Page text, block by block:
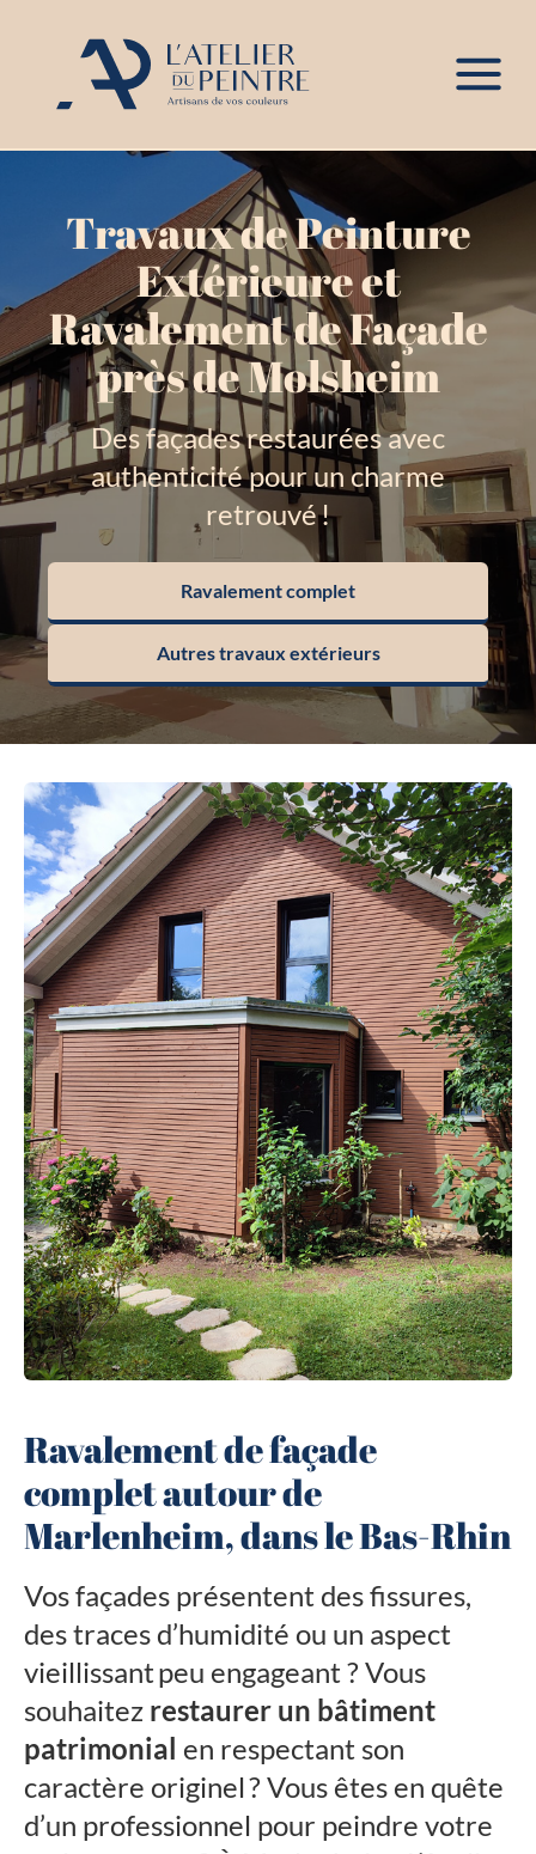
Travaux de Peinture
Extérieure et
Ravalement de Façade
près de Molsheim
Des façades restaurées avec
authenticité pour un charme
retrouvé !
Ravalement complet
Autres travaux extérieurs
Ravalement de façade
complet autour de
Marlenheim, dans le Bas-Rhin
Vos façades présentent des fissures,
des traces d’humidité ou un aspect
vieillissant peu engageant ? Vous
souhaitez restaurer un bâtiment
patrimonial en respectant son
caractère originel ? Vous êtes en quête
d’un professionnel pour peindre votre